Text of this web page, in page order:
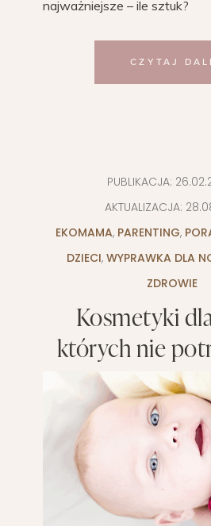
najważniejsze – ile sztuk?
CZYTAJ
PUBLIKACJA:
AKTUALIZACJA:
EKOMAMA, PARENTING,
DZIECI, WYPRAWKA DLA
ZDROWIE
Kosmetyki
których nie